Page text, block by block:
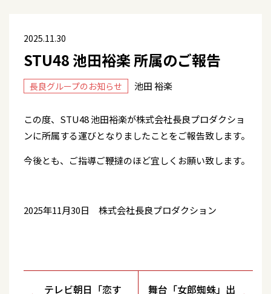
2025.11.30
STU48 池田裕楽 所属のご報告
長良グループのお知らせ 池田 裕楽
この度、STU48 池田裕楽が株式会社長良プロダクショ
ンに所属する運びとなりましたことをご報告致します。
今後とも、ご指導ご鞭撻のほど宜しくお願い致します。
2025年11月30日 株式会社長良プロダクション
テレビ朝日「恋す
舞台「女郎蜘蛛」出